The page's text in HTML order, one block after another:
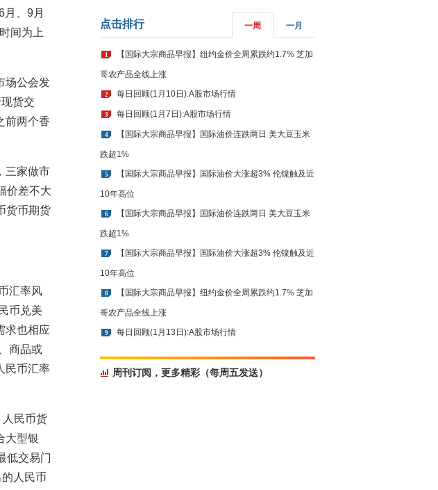
、9月
间为上
场公会发
货交
前两个香
三家做市
价差不大
货币期货
汇率风
币兑美
求也相应
商品或
民币汇率
民币货
大型银
低交易门
人民币
点击排行 一周 一月
1 【国际大宗商品早报】纽约金价全周累跌约1.7% 芝加
哥农产品全线上涨
2 每日回顾(1月10日):A股市场行情
3 每日回顾(1月7日):A股市场行情
4 【国际大宗商品早报】国际油价连跌两日 美大豆玉米
跌超1%
5 【国际大宗商品早报】国际油价大涨超3% 伦镍触及近
10年高位
6 【国际大宗商品早报】国际油价连跌两日 美大豆玉米
跌超1%
7 【国际大宗商品早报】国际油价大涨超3% 伦镍触及近
10年高位
8 【国际大宗商品早报】纽约金价全周累跌约1.7% 芝加
哥农产品全线上涨
9 每日回顾(1月13日):A股市场行情
周刊订阅，更多精彩（每周五发送）